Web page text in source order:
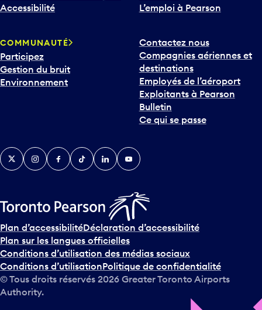
Accessibilité
L’emploi à Pearson
COMMUNAUTÉ
Participez
Gestion du bruit
Environnement
Contactez nous
Compagnies aériennes et
destinations
Employés de l’aéroport
Exploitants à Pearson
Bulletin
Ce qui se passe
TwitterInstagramFacebook
TikTokLinkedInYouTube
Plan d’accessibilitéDéclaration d’accessibilité
Plan sur les langues officielles
Conditions d’utilisation des médias sociaux
Conditions d’utilisationPolitique de confidentialité
© Tous droits réservés 2026 Greater Toronto Airports
Authority.